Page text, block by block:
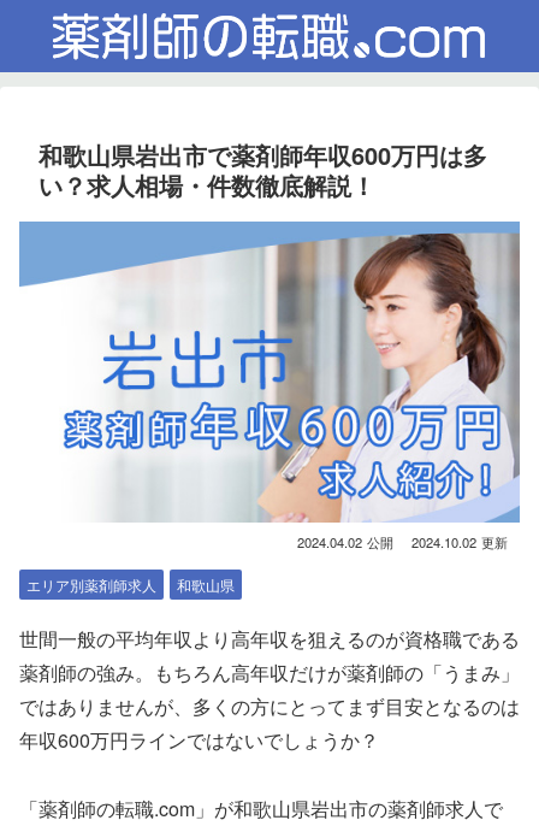
和歌山県岩出市で薬剤師年収600万円は多
い？求人相場・件数徹底解説！
2024.04.02 2024.10.02
エリア別薬剤師求人 和歌山県
世間一般の平均年収より高年収を狙えるのが資格職である
薬剤師の強み。もちろん高年収だけが薬剤師の「うまみ」
ではありませんが、多くの方にとってまず目安となるのは
年収600万円ラインではないでしょうか？
「薬剤師の転職.com」が和歌山県岩出市の薬剤師求人で